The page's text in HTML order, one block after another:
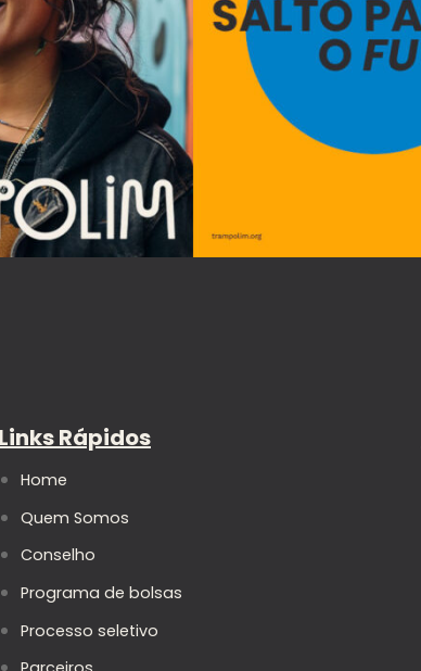
Links Rápidos
Home
Quem Somos
Conselho
Programa de bolsas
Processo seletivo